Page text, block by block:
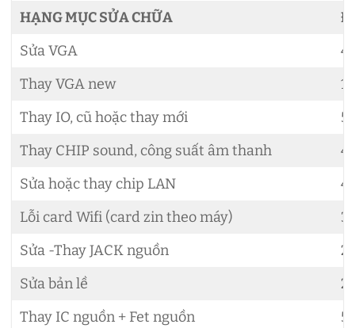
HẠNG MỤC SỬA CHỮA
Sửa VGA
Thay VGA new
Thay IO, cũ hoặc thay mới
Thay CHIP sound, công suất âm thanh
Sửa hoặc thay chip LAN
Lỗi card Wifi (card zin theo máy)
Sửa -Thay JACK nguồn
Sửa bản lề
Thay IC nguồn + Fet nguồn